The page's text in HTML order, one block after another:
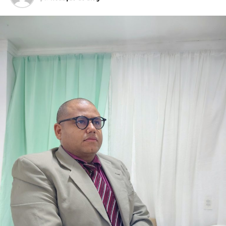
longo do mandato, Rafael também levou recursos para
municípios de todas as regiões do Rio Grande do Norte,
consolidando uma atuação parlamentar marcada pela
presença nos municípios e por investimentos que
continuam gerando benefícios para a população.